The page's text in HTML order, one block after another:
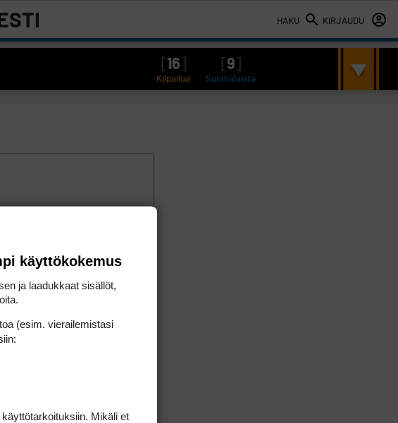
HAKU KIRJAUDU
16 9
Kilpailua Suomalaista
käyttökokemus
ja laadukkaat sisällöt,
(esim. vierailemis­tasi
Mikäli et